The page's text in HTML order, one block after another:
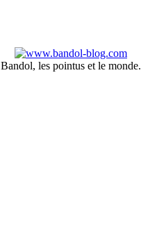
Bandol, les pointus et le monde.